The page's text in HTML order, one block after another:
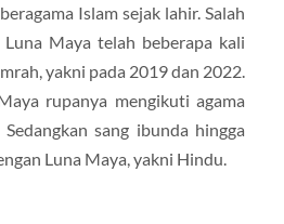
Islam sejak lahir. Salah
Maya telah beberapa kali
yakni pada 2019 dan 2022.
rupanya mengikuti agama
sang ibunda hingga
Luna Maya, yakni Hindu.